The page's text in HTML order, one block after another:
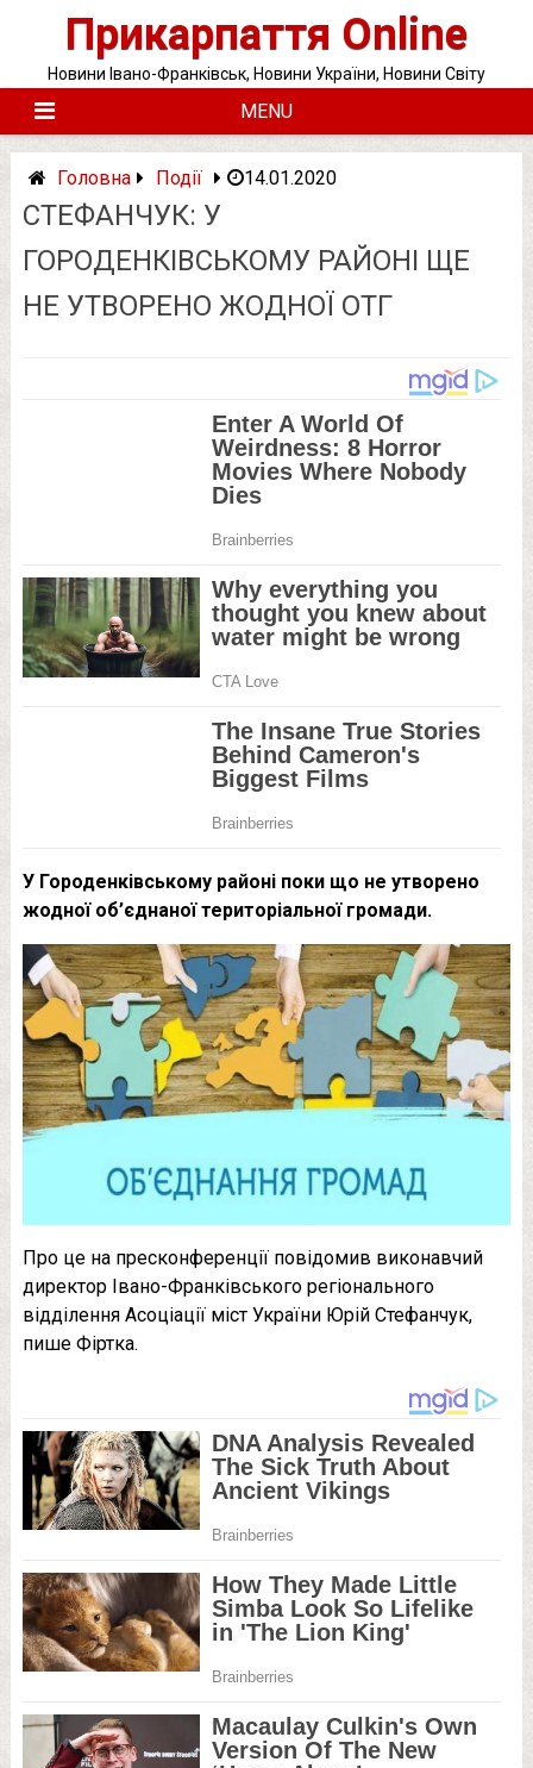
Прикарпаття Online
Новини Івано-Франківськ, Новини України, Новини Світу
MENU
Головна Події 14.01.2020
СТЕФАНЧУК: У
ГОРОДЕНКІВСЬКОМУ РАЙОНІ ЩЕ
НЕ УТВОРЕНО ЖОДНОЇ ОТГ
У Городенківському районі поки що не утворено
жодної об’єднаної територіальної громади.
Про це на пресконференції повідомив виконавчий
директор Івано-Франківського регіонального
відділення Асоціації міст України Юрій Стефанчук,
пише Фіртка.